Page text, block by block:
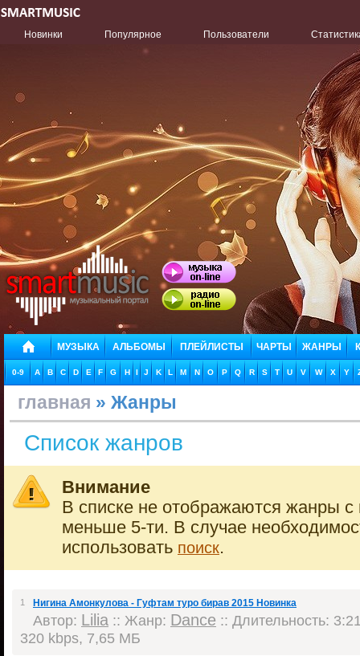
Новинки Популярное Пользователи
МУЗЫКА АЛЬБОМЫ ПЛЕЙЛИСТЫ ЧАРТЫ ЖАНРЫ
0-9 A B C D E F G H I J K L M N O P Q R S T U V W X Y
главная » Жанры
Список жанров
Внимание
В списке не отображаются жанры с
меньше 5-ти. В случае
использовать поиск.
1 Нигина Амонкулова - Гуфтам туро бирав 2015 Новинка
Автор: Lilia :: Жанр: Dance :: Длительность:
320 kbps, 7,65 МБ